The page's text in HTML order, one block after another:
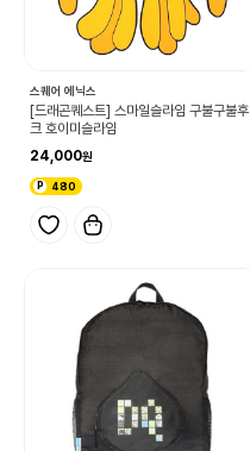
스퀘어 에닉스
[드래곤퀘스트] 스마일슬라임 구불구불후
크 호이미슬라임
24,000
480